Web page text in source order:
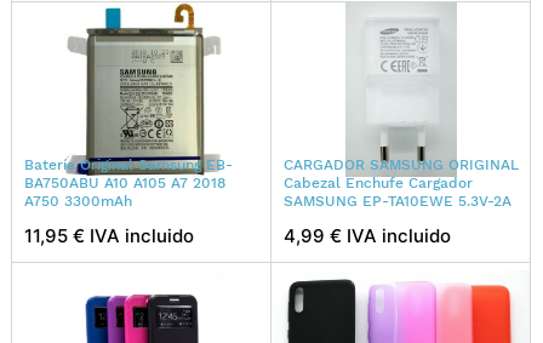
Batería Original Samsung EB-
BA750ABU A10 A105 A7 2018
A750 3300mAh
11,95 € IVA incluido
CARGADOR SAMSUNG ORIGINAL
Cabezal Enchufe Cargador
SAMSUNG EP-TA10EWE 5.3V-2A
4,99 € IVA incluido